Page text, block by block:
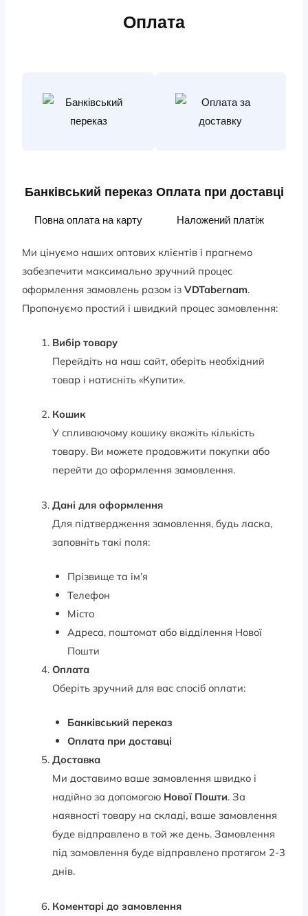
Оплата
Банківський переказ
Повна оплата на карту
Оплата при доставці
Наложений платіж
Ми цінуємо наших оптових клієнтів і прагнемо
забезпечити максимально зручний процес
оформлення замовлень разом ізVDTabernam.
Пропонуємо простий і швидкий процес замовлення:
Вибір товару
Перейдіть на наш сайт, оберіть необхідний
товар і натисніть «Купити».
Кошик
У спливаючому кошику вкажіть кількість
товару. Ви можете продовжити покупки або
перейти до оформлення замовлення.
Дані для оформлення
Для підтвердження замовлення, будь ласка,
заповніть такі поля:
Прізвище та ім’я
Телефон
Місто
Адреса, поштомат або відділення Нової
Пошти
Оплата
Оберіть зручний для вас спосіб оплати:
Банківський переказ
Оплата при доставці
Доставка
Ми доставимо ваше замовлення швидко і
надійно за допомогою Нової Пошти. За
наявності товару на складі, ваше замовлення
буде відправлено в той же день. Замовлення
під замовлення буде відправлено протягом 2-3
днів.
Коментарі до замовлення